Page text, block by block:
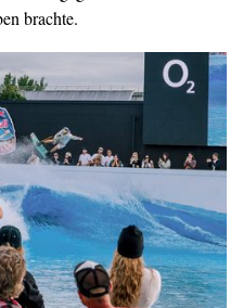
brachte.